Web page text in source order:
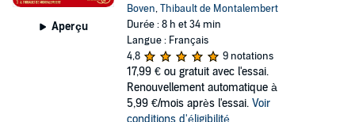
Aperçu
Boven,Thibault de Montalembert
Durée : 8 h et 34 min
Langue : Français
4,8
9 notations
17,99 € ou gratuit avec l'essai.
Renouvellement automatique à
5,99 €/mois après l'essai. Voir
conditions d'éligibilité